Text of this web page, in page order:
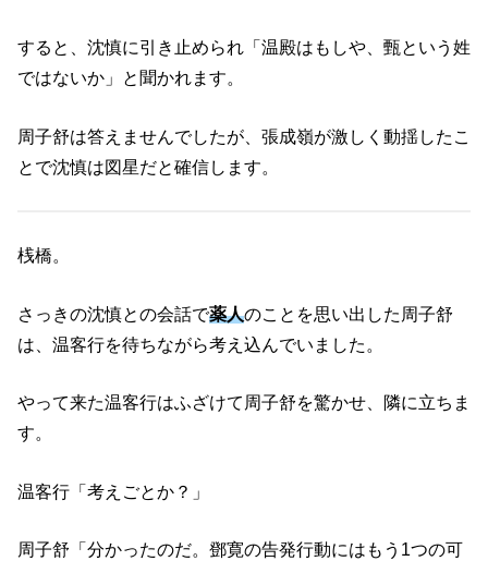
すると、沈慎に引き止められ「温殿はもしや、甄という姓
ではないか」と聞かれます。
周子舒は答えませんでしたが、張成嶺が激しく動揺したこ
とで沈慎は図星だと確信します。
桟橋。
さっきの沈慎との会話で薬人のことを思い出した周子舒
は、温客行を待ちながら考え込んでいました。
やって来た温客行はふざけて周子舒を驚かせ、隣に立ちま
す。
温客行「考えごとか？」
周子舒「分かったのだ。鄧寛の告発行動にはもう1つの可